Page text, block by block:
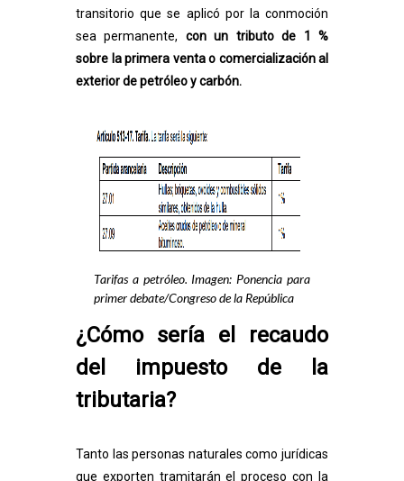
transitorio que se aplicó por la conmoción
sea permanente, con un tributo de 1 %
sobre la primera venta o comercialización al
exterior de petróleo y carbón.
Tarifas a petróleo. Imagen: Ponencia para
primer debate/Congreso de la República
¿Cómo sería el recaudo
del impuesto de la
tributaria?
Tanto las personas naturales como jurídicas
que exporten tramitarán el proceso con la